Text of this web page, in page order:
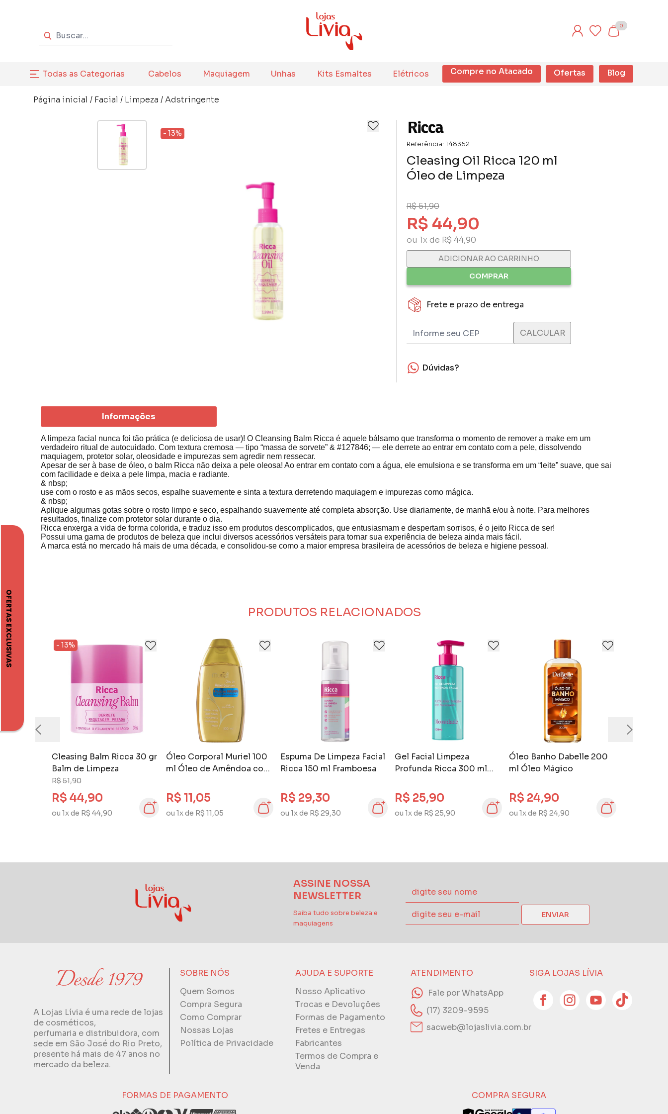
0
Todas as Categorias Cabelos Maquiagem Unhas Kits Esmaltes Elétricos Compre no Atacado Ofertas Blog
Página inicial / Facial / Limpeza /Adstringente
- 13%
Referência: 148362
Cleasing Oil Ricca 120 ml
Óleo de Limpeza
R$ 51,90
R$ 44,90
ou 1x de R$ 44,90
ADICIONAR AO CARRINHO
COMPRAR
Frete e prazo de entrega
Dúvidas?
Informações
A limpeza facial nunca foi tão prática (e deliciosa de usar)! O Cleansing Balm Ricca é aquele bálsamo que transforma o momento de remover a make em um
verdadeiro ritual de autocuidado. Com textura cremosa — tipo “massa de sorvete”& #127846; — ele derrete ao entrar em contato com a pele, dissolvendo
maquiagem, protetor solar, oleosidade e impurezas sem agredir nem ressecar.
Apesar de ser à base de óleo, o balm Ricca não deixa a pele oleosa! Ao entrar em contato com a água, ele emulsiona e se transforma em um “leite” suave, que sai
com facilidade e deixa a pele limpa, macia e radiante.
& nbsp;
use com o rosto e as mãos secos, espalhe suavemente e sinta a textura derretendo maquiagem e impurezas como mágica.
& nbsp;
Aplique algumas gotas sobre o rosto limpo e seco, espalhando suavemente até completa absorção. Use diariamente, de manhã e/ou à noite. Para melhores
resultados, finalize com protetor solar durante o dia.
Ricca enxerga a vida de forma colorida, e traduz isso em produtos descomplicados, que entusiasmam e despertam sorrisos, é o jeito Ricca de ser!
Possui uma gama de produtos de beleza que inclui diversos acessórios versáteis para tornar sua experiência de beleza ainda mais fácil.
A marca está no mercado há mais de uma década, e consolidou-se como a maior empresa brasileira de acessórios de beleza e higiene pessoal.
PRODUTOS RELACIONADOS
Cleasing Balm Ricca 30 gr
Balm de Limpeza
R$ 51,90
R$ 44,90
ou 1x de R$ 44,90
- 13%
Óleo Corporal Muriel 100
ml Óleo de Amêndoa com
R$ 11,05
ou 1x de R$ 11,05
Espuma De Limpeza Facial
Ricca 150 ml Framboesa
R$ 29,30
ou 1x de R$ 29,30
Gel Facial Limpeza
Profunda Ricca 300 ml
R$ 25,90
ou 1x de R$ 25,90
Óleo Banho Dabelle 200
ml Óleo Mágico
R$ 24,90
ou 1x de R$ 24,90
ASSINE NOSSA
NEWSLETTER
Saiba tudo sobre beleza e
maquiagens
ENVIAR
A Lojas Lívia é uma rede de lojas
de cosméticos,
perfumaria e distribuidora, com
sede em São José do Rio Preto,
presente há mais de 47 anos no
mercado da beleza.
SOBRE NÓS
Quem Somos
Compra Segura
Como Comprar
Nossas Lojas
Política de Privacidade
AJUDA E SUPORTE
Nosso Aplicativo
Trocas e Devoluções
Formas de Pagamento
Fretes e Entregas
Fabricantes
Termos de Compra e
Venda
ATENDIMENTO
Fale por WhatsApp
(17) 3209-9595
sacweb@lojaslivia.com.br
SIGA LOJAS LÍVIA
FORMAS DE PAGAMENTO COMPRA SEGURA